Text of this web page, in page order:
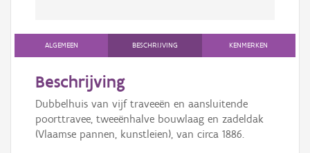
ALGEMEEN BESCHRIJVING KENMERKEN
Beschrijving
Dubbelhuis van vijf traveeën en aansluitende
poorttravee, tweeënhalve bouwlaag en zadeldak
(Vlaamse pannen, kunstleien), van circa 1886.